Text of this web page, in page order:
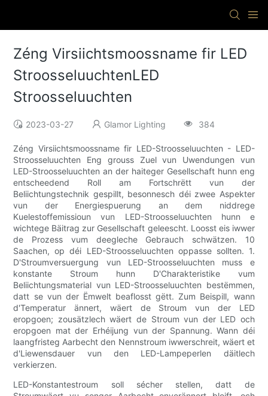
Zéng Virsiichtsmoossname fir LED
StroosseluuchtenLED
Stroosseluuchten
2023-03-27 Glamor Lighting 384
Zéng Virsiichtsmoossname fir LED-Stroosseluuchten - LED-
Stroosseluuchten Eng grouss Zuel vun Uwendungen vun
LED-Stroosseluuchten an der haiteger Gesellschaft hunn eng
entscheedend Roll am Fortschrëtt vun der
Beliichtungstechnik gespillt, besonnesch déi zwee Aspekter
vun der Energiespuerung an dem niddrege
Kuelestoffemissioun vun LED-Stroosseluuchten hunn e
wichtege Bäitrag zur Gesellschaft geleescht. Loosst eis iwwer
de Prozess vum deegleche Gebrauch schwätzen. 10
Saachen, op déi LED-Stroosseluuchten oppasse sollten. 1.
D'Stroumversuergung vun LED-Stroosseluuchten muss e
konstante Stroum hunn D'Charakteristike vum
Beliichtungsmaterial vun LED-Stroosseluuchten bestëmmen,
datt se vun der Ëmwelt beaflosst gëtt. Zum Beispill, wann
d'Temperatur ännert, wäert de Stroum vun der LED
eropgoen; zousätzlech wäert de Stroum vun der LED och
eropgoen mat der Erhéijung vun der Spannung. Wann déi
laangfristeg Aarbecht den Nennstroum iwwerschreit, wäert et
d'Liewensdauer vun den LED-Lampeperlen däitlech
verkierzen.
LED-Konstantestroum soll sécher stellen, datt de